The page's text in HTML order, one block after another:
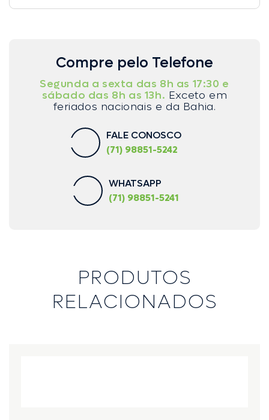
Compre pelo Telefone
Segunda a sexta das 8h as 17:30 e
sábado das 8h as 13h. Exceto em
feriados nacionais e da Bahia.
FALE CONOSCO
(71) 98851-5242
WHATSAPP
(71) 98851-5241
PRODUTOS
RELACIONADOS